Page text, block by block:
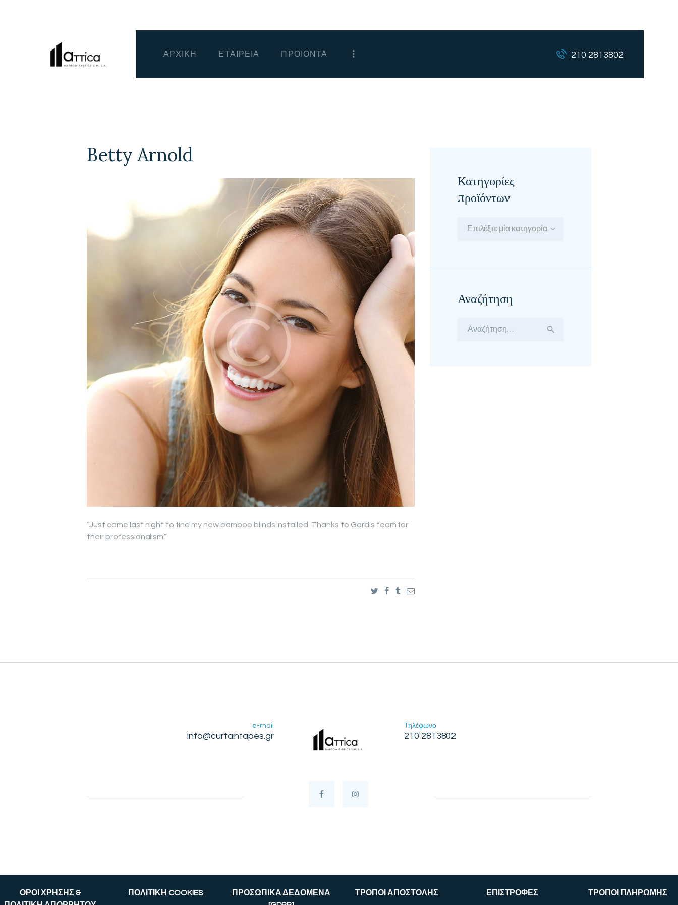
ΑΡΧΙΚΗ ΕΤΑΙΡΕΙΑ ΠΡΟΙΟΝΤΑ 210 2813802
Betty Arnold
“Just came last night to find my new bamboo blinds installed. Thanks to Gardis team for
their professionalism.”
Κατηγορίες
προϊόντων
Επιλέξτε μία κατηγορία
Αναζήτηση
Αναζήτηση
e-mail
info@curtaintapes.gr
Τηλέφωνο
210 2813802
ΟΡΟΙ ΧΡΗΣΗΣ &
ΠΟΛΙΤΙΚΗ COOKIES
ΠΡΟΣΩΠΙΚΑ ΔΕΔΟΜΕΝΑ
ΤΡΟΠΟΙ ΑΠΟΣΤΟΛΗΣ ΕΠΙΣΤΡΟΦΕΣ ΤΡΟΠΟΙ ΠΛΗΡΩΜΗΣ